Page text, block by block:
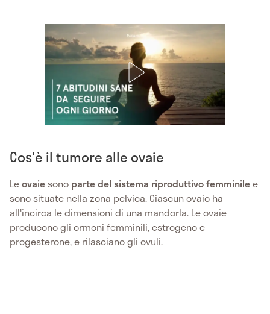
Cos'è il tumore alle ovaie
Leovaie sono parte del sistema riproduttivo femminilee
sono situate nella zona pelvica. Ciascun ovaio ha
all'incirca le dimensioni di una mandorla. Le ovaie
producono gli ormoni femminili, estrogeno e
progesterone, e rilasciano gli ovuli.